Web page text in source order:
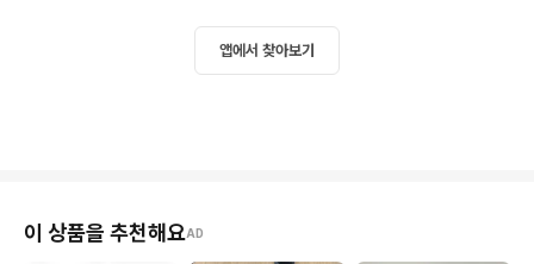
앱에서 찾아보기
이 상품을 추천해요AD